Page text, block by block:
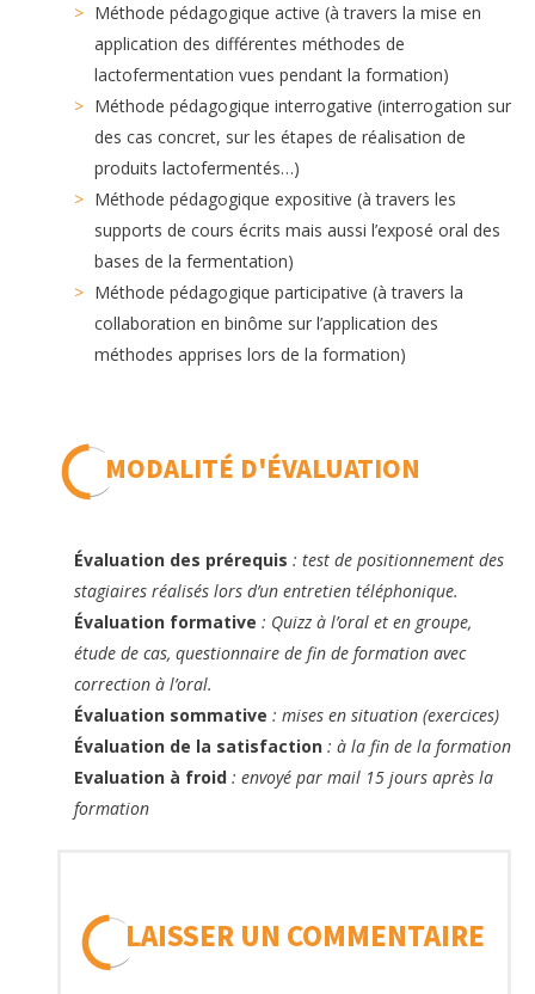
Méthode pédagogique active (à travers la mise en
application des différentes méthodes de
lactofermentation vues pendant la formation)
Méthode pédagogique interrogative (interrogation sur
des cas concret, sur les étapes de réalisation de
produits lactofermentés…)
Méthode pédagogique expositive (à travers les
supports de cours écrits mais aussi l’exposé oral des
bases de la fermentation)
Méthode pédagogique participative (à travers la
collaboration en binôme sur l’application des
méthodes apprises lors de la formation)
MODALITÉ D'ÉVALUATION
Évaluation des prérequis : test de positionnement des
stagiaires réalisés lors d’un entretien téléphonique.
Évaluation formative : Quizz à l’oral et en groupe,
étude de cas, questionnaire de fin de formation avec
correction à l’oral.
Évaluation sommative : mises en situation (exercices)
Évaluation de la satisfaction : à la fin de la formation
Evaluation à froid : envoyé par mail 15 jours après la
formation
LAISSER UN COMMENTAIRE